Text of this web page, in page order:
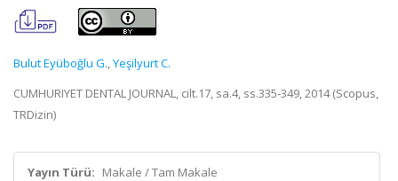
Bulut Eyüboğlu G.,Yeşilyurt C.
CUMHURIYET DENTAL JOURNAL, cilt.17, sa.4, ss.335-349, 2014 (Scopus,
TRDizin)
Yayın Türü: Makale / Tam Makale